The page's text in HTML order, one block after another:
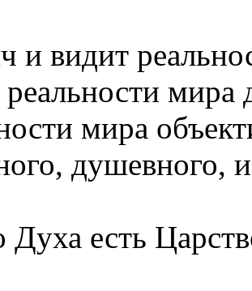
и видит
мира
мира
душевного,
Духа есть